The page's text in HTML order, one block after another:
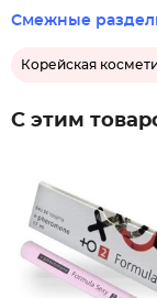
Смежные
Корейская
С этим